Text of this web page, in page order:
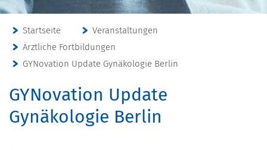
Startseite
Veranstaltungen
Ärztliche Fortbildungen
GYNovation Update Gynäkologie Berlin
GYNovation Update
Gynäkologie Berlin